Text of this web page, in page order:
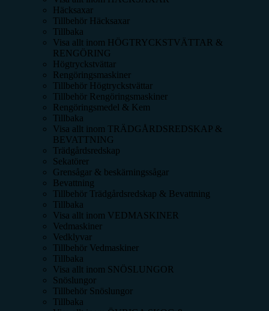
Häcksaxar
Tillbehör Häcksaxar
Tillbaka
Visa allt inom HÖGTRYCKSTVÄTTAR &
RENGÖRING
Högtryckstvättar
Rengöringsmaskiner
Tillbehör Högtryckstvättar
Tillbehör Rengöringsmaskiner
Rengöringsmedel & Kem
Tillbaka
Visa allt inom TRÄDGÅRDSREDSKAP &
BEVATTNING
Trädgårdsredskap
Sekatörer
Grensågar & beskärningssågar
Bevattning
Tillbehör Trädgårdsredskap & Bevattning
Tillbaka
Visa allt inom VEDMASKINER
Vedmaskiner
Vedklyvar
Tillbehör Vedmaskiner
Tillbaka
Visa allt inom SNÖSLUNGOR
Snöslungor
Tillbehör Snöslungor
Tillbaka